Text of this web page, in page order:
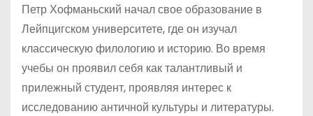
Петр Хофманьский начал свое образование в
Лейпцигском университете, где он изучал
классическую филологию и историю. Во время
учебы он проявил себя как талантливый и
прилежный студент, проявляя интерес к
исследованию античной культуры и литературы.